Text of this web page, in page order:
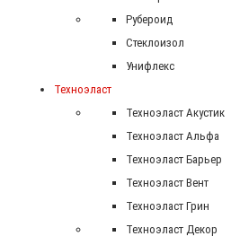
Рубероид
Стеклоизол
Унифлекс
Техноэласт
Техноэласт Акустик
Техноэласт Альфа
Техноэласт Барьер
Техноэласт Вент
Техноэласт Грин
Техноэласт Декор